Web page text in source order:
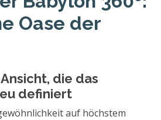
Oase der
die das
definiert
auf höchstem